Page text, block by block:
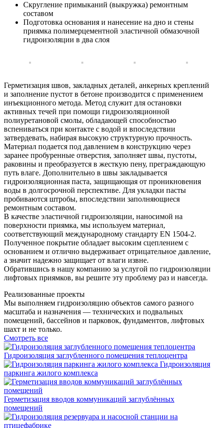
Скругление примыканий (выкружка) ремонтным
составом
Подготовка основания и нанесение на дно и стены
приямка полимерцементной эластичной обмазочной
гидроизоляции в два слоя
Герметизация швов, закладных деталей, анкерных креплений
и заполнение пустот в бетоне производится с применением
инъекционного метода. Метод служит для остановки
активных течей при помощи гидроизоляционной
полиуретановой смолы, обладающей способностью
вспениваться при контакте с водой и впоследствии
затвердевать, набирая высокую структурную прочность.
Материал подается под давлением в конструкцию через
заранее пробуренные отверстия, заполняет швы, пустоты,
раковины и преобразуется в жесткую пену, преграждающую
путь влаге. Дополнительно в швы закладывается
гидроизоляционная паста, защищающая от проникновения
воды в долгосрочной перспективе. Для укладки пасты
пробиваются штробы, впоследствии заполняющиеся
ремонтным составом.
В качестве эластичной гидроизоляции, наносимой на
поверхности приямка, мы используем материал,
соответствующий международному стандарту EN 1504-2.
Полученное покрытие обладает высоким сцеплением с
основанием и отлично выдерживает отрицательное давление,
а значит надежно защищает от влаги извне.
Обратившись в нашу компанию за услугой по гидроизоляции
лифтовых приямков, вы решите эту проблему раз и навсегда.
Реализованные проекты
Мы выполняем гидроизоляцию объектов самого разного
масштаба и назначения — технических и подвальных
помещений, бассейнов и парковок, фундаментов, лифтовых
шахт и не только.
Смотреть все
Гидроизоляция заглубленного помещения теплоцентра
Гидроизоляция
паркинга жилого комплекса
Герметизация вводов коммуникаций заглублённых
помещений